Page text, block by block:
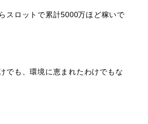
スロットで累計5000万ほど稼いで
でも、環境に恵まれたわけでもな